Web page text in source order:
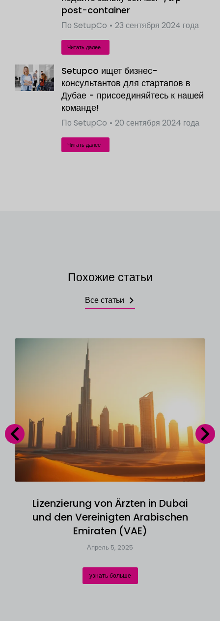
post-container
По SetupCo 23 сентября 2024 года
Читать далее
Setupco ищет бизнес-
консультантов для стартапов в
Дубае - присоединяйтесь к нашей
команде!
По SetupCo 20 сентября 2024 года
Читать далее
Похожие статьи
Все статьи
Lizenzierung von Ärzten in Dubai
und den Vereinigten Arabischen
Emiraten (VAE)
Апрель 5, 2025
узнать больше